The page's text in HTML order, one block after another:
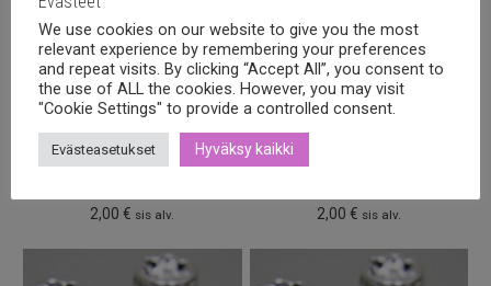
Strassi rondelli hyacinth 6mm,
2,00€ sis alv. 2,00 € sis alv.
We use cookies on our website to give you the most
relevant experience by remembering your preferences
and repeat visits. By clicking “Accept All”, you consent to
the use of ALL the cookies. However, you may visit
"Cookie Settings" to provide a controlled consent.
Evästeasetukset Hyväksy kaikki